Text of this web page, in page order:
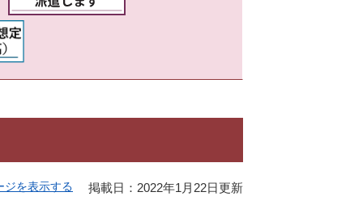
関
ジを表示する 掲載日：2022年1月22日更新